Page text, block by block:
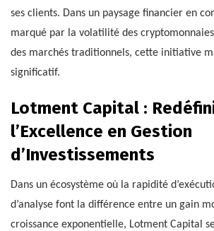
ses clients. Dans un paysage financier en
marqué par la volatilité des
des marchés traditionnels, cette initiative
significatif.
Lotment Capital :
l’Excellence en Gestion
d’Investissements
Dans un écosystème où la rapidité
d’analyse font la différence entre un gain
croissance exponentielle, Lotment Capital